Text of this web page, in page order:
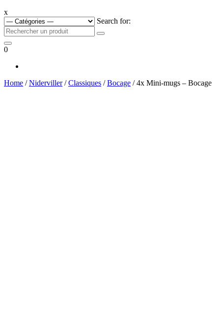
x
Search for:
0
Home /Niderviller/Classiques /Bocage / 4x Mini-mugs – Bocage